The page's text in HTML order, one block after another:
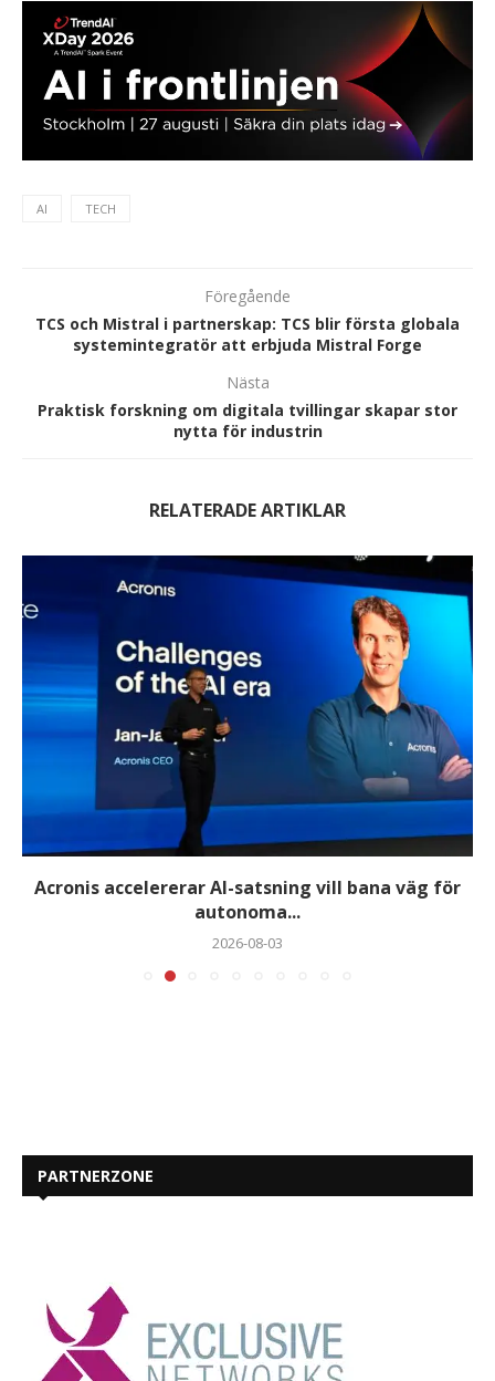
AI TECH
Föregående
TCS och Mistral i partnerskap: TCS blir första globala
systemintegratör att erbjuda Mistral Forge
Nästa
Praktisk forskning om digitala tvillingar skapar stor
nytta för industrin
RELATERADE ARTIKLAR
Acronis accelererar AI-satsning vill bana väg för
autonoma...
2026-08-03
PARTNERZONE